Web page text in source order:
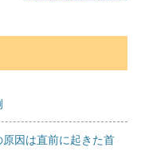
因は直前に起きた首